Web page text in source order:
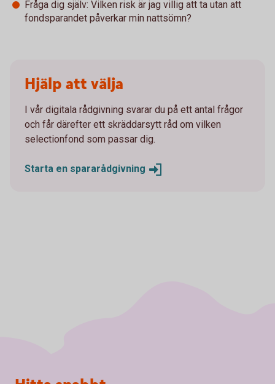
Fråga dig själv: Vilken risk är jag villig att ta utan att
fondsparandet påverkar min nattsömn?
Hjälp att välja
I vår digitala rådgivning svarar du på ett antal frågor
och får därefter ett skräddarsytt råd om vilken
selectionfond som passar dig.
Starta en spararådgivning